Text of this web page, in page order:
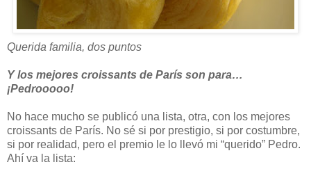
Querida familia, dos puntos
Y los mejores croissants de París son para…
¡Pedrooooo!
No hace mucho se publicó una lista, otra, con los mejores
croissants de París. No sé si por prestigio, si por costumbre,
si por realidad, pero el premio le lo llevó mi “querido” Pedro.
Ahí va la lista: